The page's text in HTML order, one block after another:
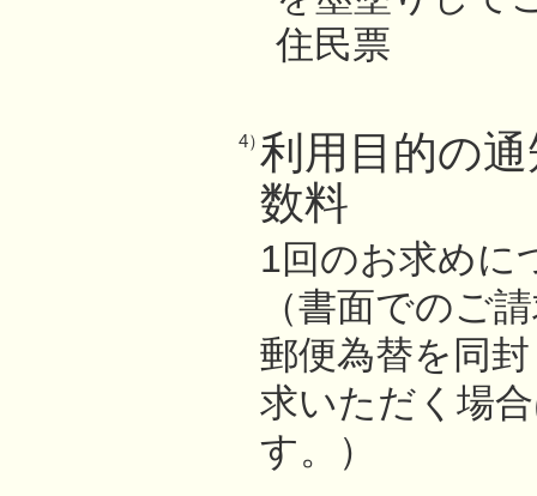
住民票
4）利用目的の
数料
1回のお求めに
（書面でのご
郵便為替を同
求いただく場
す。）